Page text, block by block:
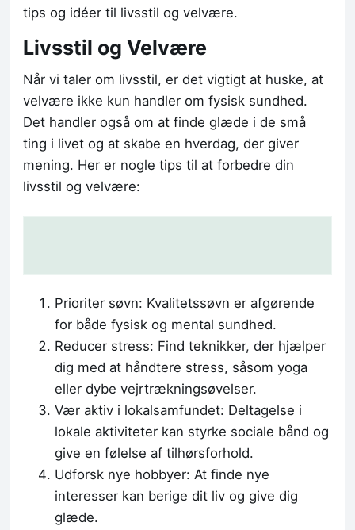
tips og idéer til livsstil og velvære.
Livsstil og Velvære
Når vi taler om livsstil, er det vigtigt at huske, at
velvære ikke kun handler om fysisk sundhed.
Det handler også om at finde glæde i de små
ting i livet og at skabe en hverdag, der giver
mening. Her er nogle tips til at forbedre din
livsstil og velvære:
Prioriter søvn: Kvalitetssøvn er afgørende
for både fysisk og mental sundhed.
Reducer stress: Find teknikker, der hjælper
dig med at håndtere stress, såsom yoga
eller dybe vejrtrækningsøvelser.
Vær aktiv i lokalsamfundet: Deltagelse i
lokale aktiviteter kan styrke sociale bånd og
give en følelse af tilhørsforhold.
Udforsk nye hobbyer: At finde nye
interesser kan berige dit liv og give dig
glæde.